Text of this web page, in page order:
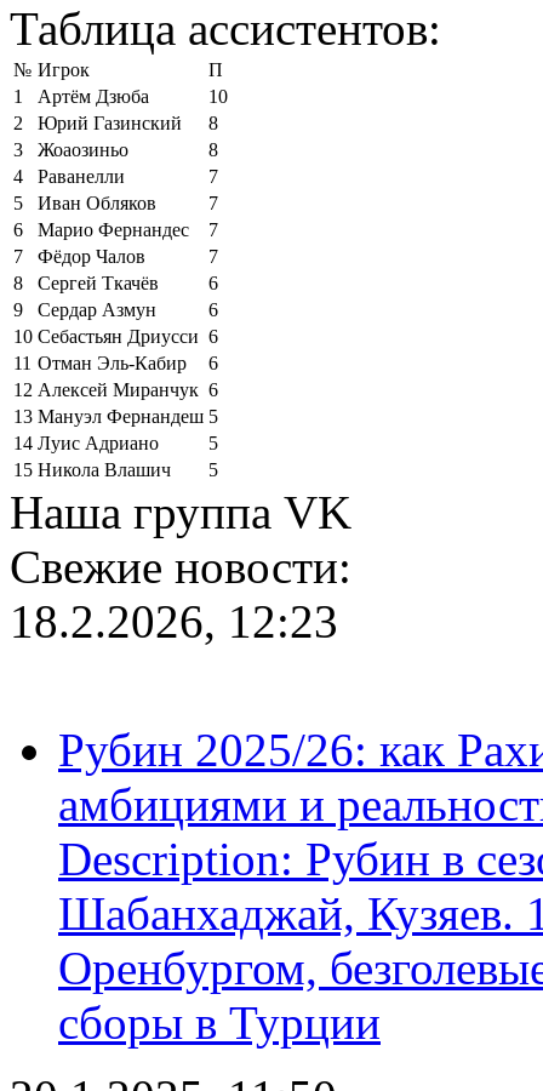
Таблица ассистентов:
№ Игрок
П
1
Артём Дзюба
10
2
Юрий Газинский
8
3
Жоаозиньо
8
4
Раванелли
7
5
Иван Обляков
7
6
Марио Фернандес
7
7
Фёдор Чалов
7
8
Сергей Ткачёв
6
9
Сердар Азмун
6
10 Себастьян Дриусси 6
11 Отман Эль-Кабир
6
12 Алексей Миранчук 6
13 Мануэл Фернандеш 5
14 Луис Адриано
5
15 Никола Влашич 5
Наша группа VK
Свежие новости:
18.2.2026, 12:23
Рубин 2025/26: как
амбициями и
Description: Рубин в
Шабанхаджай, Кузяев.
Оренбургом,
сборы в Турции